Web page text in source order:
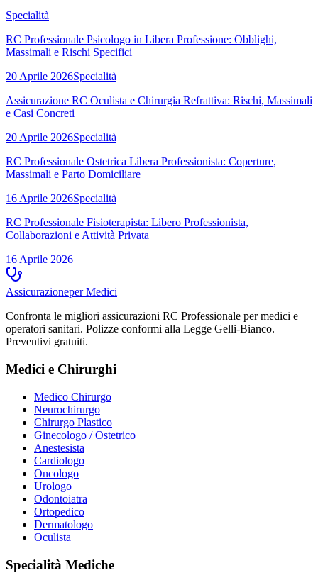
Specialità
RC Professionale Psicologo in Libera Professione: Obblighi,
Massimali e Rischi Specifici
20 Aprile 2026Specialità
Assicurazione RC Oculista e Chirurgia Refrattiva: Rischi, Massimali
e Casi Concreti
20 Aprile 2026Specialità
RC Professionale Ostetrica Libera Professionista: Coperture,
Massimali e Parto Domiciliare
16 Aprile 2026Specialità
RC Professionale Fisioterapista: Libero Professionista,
Collaborazioni e Attività Privata
16 Aprile 2026
Assicurazioneper Medici
Confronta le migliori assicurazioni RC Professionale per medici e
operatori sanitari. Polizze conformi alla Legge Gelli-Bianco.
Preventivi gratuiti.
Medici e Chirurghi
Medico Chirurgo
Neurochirurgo
Chirurgo Plastico
Ginecologo / Ostetrico
Anestesista
Cardiologo
Oncologo
Urologo
Odontoiatra
Ortopedico
Dermatologo
Oculista
Specialità Mediche